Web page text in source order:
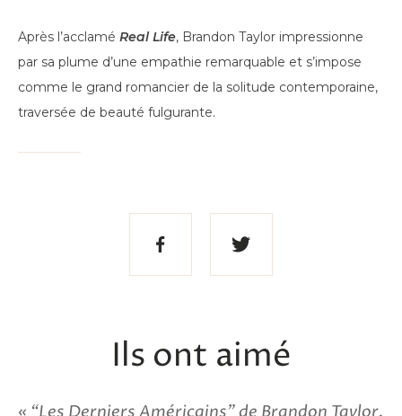
Après l’acclamé Real Life, Brandon Taylor impressionne
par sa plume d’une empathie remarquable et s’impose
comme le grand romancier de la solitude contemporaine,
traversée de beauté fulgurante.
Ils ont aimé